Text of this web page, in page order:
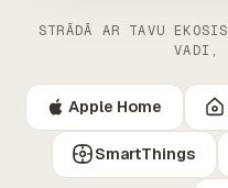
STRĀDĀ AR TAVU
VADI,
Apple Home
SmartThings